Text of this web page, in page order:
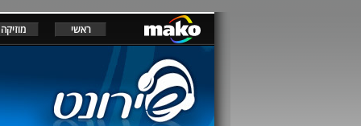
ראשי מוזיקה